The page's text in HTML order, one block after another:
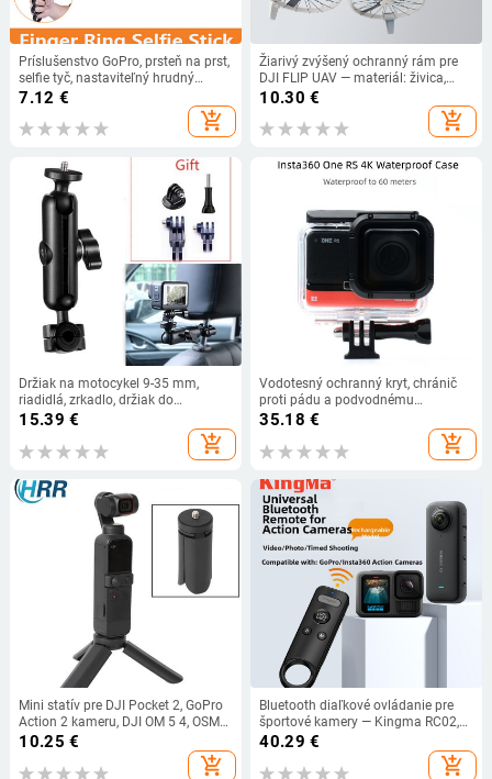
Príslušenstvo GoPro, prsteň na prst,
selfie tyč, nastaviteľný hrudný
postroj, popruh pre GoPro Hero 7 6
5 4 3+ SJcam YI Sport Camera
7.12 €
add_shopping_cart
Žiarivý zvýšený ochranný rám pre
DJI FLIP UAV — materiál: živica,
RCSTQ model 1482100, logo tlač
10.30 €
add_shopping_cart
Držiak na motocykel 9-35 mm,
riadidlá, zrkadlo, držiak do
autosedačky pre GoPro Hero 12 11
9 10, príslušenstvo pre akčné
kamery
15.39 €
add_shopping_cart
Vodotesný ochranný kryt, chránič
proti pádu a podvodnému
potápačskému puzdru pre
panoramatickú kameru Insta360
ONE RS
35.18 €
add_shopping_cart
Mini statív pre DJI Pocket 2, GoPro
Action 2 kameru, DJI OM 5 4, OSMO
Mobile 3, stabilizátor, gimbal, stolný
10.25 €
add_shopping_cart
Bluetooth diaľkové ovládanie pre
športové kamery — Kingma RC02,
kompatibilné s GoPro a Insta360
(X5/X4/Ace PRO2/GoPro13)
40.29 €
add_shopping_cart